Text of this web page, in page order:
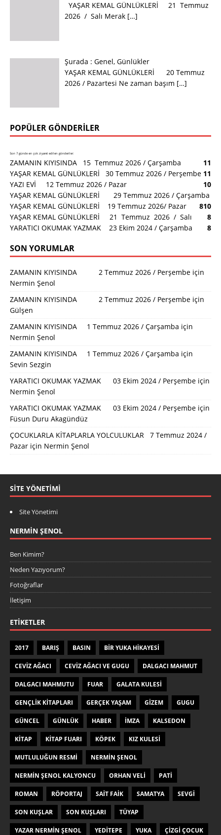
YAŞAR KEMAL GÜNLÜKLERİ 21 Temmuz
2026 / Salı Merak […]
Şurada : Genel, Günlükler
YAŞAR KEMAL GÜNLÜKLERİ 20 Temmuz
2026 / Pazartesi Ne zaman başım […]
POPÜLER GÖNDERILER
Son 7 günde en çok ziyaret edilen gönderiler:
ZAMANIN KIYISINDA 15 Temmuz 2026 / Çarşamba
11
YAŞAR KEMAL GÜNLÜKLERİ 30 Temmuz 2026 / Perşembe 11
YAZI EVİ 12 Temmuz 2026 / Pazar
10
YAŞAR KEMAL GÜNLÜKLERİ 29 Temmuz 2026 / Çarşamba
10
YAŞAR KEMAL GÜNLÜKLERİ 19 Temmuz 2026/ Pazar
8
YAŞAR KEMAL GÜNLÜKLERİ 21 Temmuz 2026 / Salı
8
YARATICI OKUMAK YAZMAK 23 Ekim 2024 / Çarşamba
8
SON YORUMLAR
ZAMANIN KIYISINDA 2 Temmuz 2026 / Perşembe için
Nermin Şenol
ZAMANIN KIYISINDA 2 Temmuz 2026 / Perşembe için
Gülşen
ZAMANIN KIYISINDA 1 Temmuz 2026 / Çarşamba için
Nermin Şenol
ZAMANIN KIYISINDA 1 Temmuz 2026 / Çarşamba için
Sevin Sezgin
YARATICI OKUMAK YAZMAK 03 Ekim 2024 / Perşembe için
Nermin Şenol
YARATICI OKUMAK YAZMAK 03 Ekim 2024 / Perşembe için
Füsun Duru Akagündüz
ÇOCUKLARLA KİTAPLARLA YOLCULUKLAR 7 Temmuz 2024 /
Pazar için Nermin Şenol
SITE YÖNETIMI
Site Yönetimi
NERMIN ŞENOL
Ben Kimim?
Neden Yazıyorum?
Fotoğraflar
İletişim
ETIKETLER
2017 BARIŞ BASIN BIR YUKA HIKAYESI
CEVIZ AĞACI CEVIZ AĞACI VE GUGU DALGACI MAHMUT
DALGACI MAHMUTU FUAR GALATA KULESI
GENÇLIK KITAPLARI GERÇEK YAŞAM GIZEM GUGU
GÜNCEL GÜNLÜK HABER IMZA KALSEDON
KITAP KITAP FUARI KÖPEK KIZ KULESI
MUTLULUĞUN RESMI NERMIN ŞENOL
NERMIN ŞENOL KALYONCU ORHAN VELI PATI
ROMAN RÖPORTAJ SAIT FAIK SAMATYA SEVGI
SON KUŞLAR SON KUŞLARI TÜYAP
YAZAR NERMIN ŞENOL YEDITEPE YUKA ÇIZGI ÇOCUK